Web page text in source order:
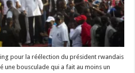
pour la réélection du président rwandais
une bousculade qui a fait au moins un